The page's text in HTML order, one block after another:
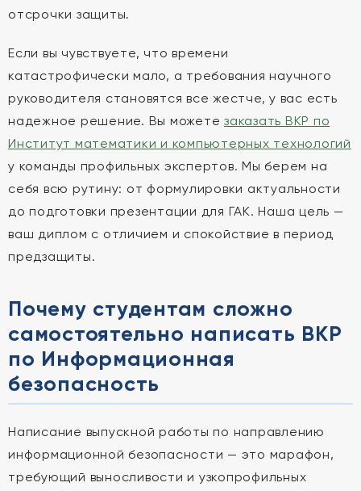
отсрочки защиты.
Если вы чувствуете, что времени
катастрофически мало, а требования научного
руководителя становятся все жестче, у вас есть
надежное решение. Вы можете заказать ВКР по
Институт математики и компьютерных технологий
у команды профильных экспертов. Мы берем на
себя всю рутину: от формулировки актуальности
до подготовки презентации для ГАК. Наша цель —
ваш диплом с отличием и спокойствие в период
предзащиты.
Почему студентам сложно
самостоятельно написать ВКР
по Информационная
безопасность
Написание выпускной работы по направлению
информационной безопасности — это марафон,
требующий выносливости и узкопрофильных